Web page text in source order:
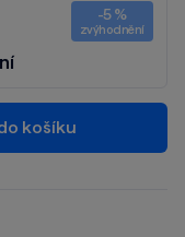
-5 %
zvýhodnění
košíku